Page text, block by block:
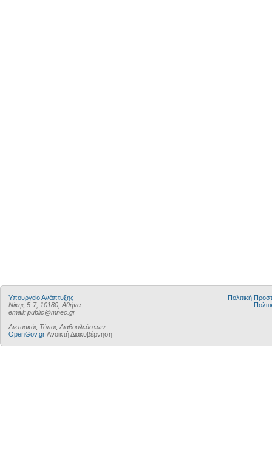
Υπουργείο Ανάπτυξης
Νίκης 5-7, 10180, Αθήνα
email: public@mnec.gr
Δικτυακός Τόπος Διαβουλεύσεων
OpenGov.gr Ανοικτή Διακυβέρνηση
Πολιτική